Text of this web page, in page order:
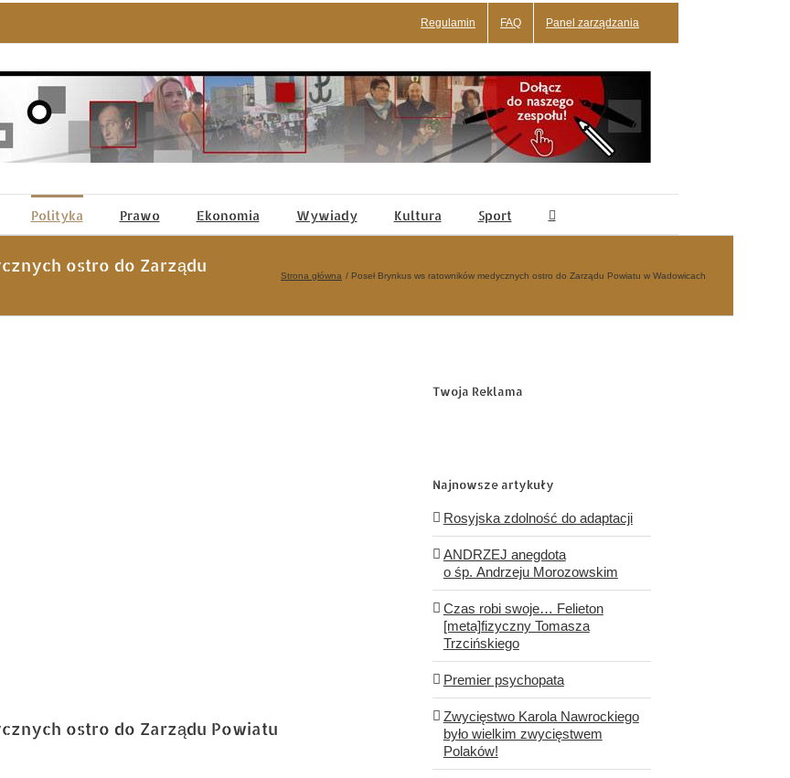
Regulamin FAQ Panel zarządzania
Polityka Prawo Ekonomia Wywiady Kultura Sport
ostro do Zarządu
Strona główna Poseł Brynkus ws ratowników medycznych ostro do Zarządu Powiatu w Wadowicach
ostro do Zarządu Powiatu
Twoja Reklama
Najnowsze artykuły
Rosyjska zdolność do adaptacji
ANDRZEJ anegdota
o śp. Andrzeju Morozowskim
Czas robi swoje… Felieton
[meta]fizyczny Tomasza
Trzcińskiego
Premier psychopata
Zwycięstwo Karola Nawrockiego
było wielkim zwycięstwem
Polaków!